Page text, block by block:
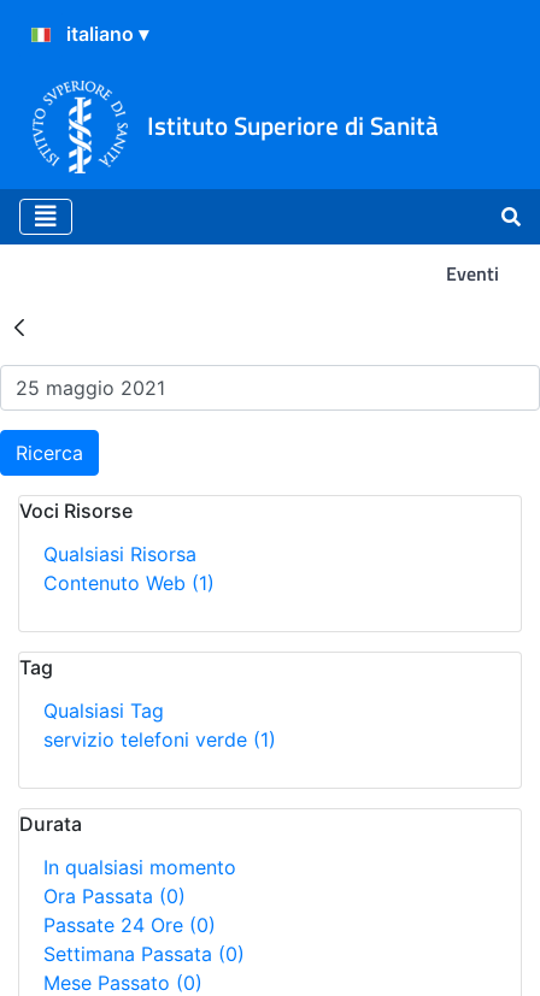
Istituto Superiore di Sanità
Eventi
Risultati della Ricerca -
Ricerca
Voci Risorse
Qualsiasi Risorsa
Contenuto Web (1)
Tag
Qualsiasi Tag
servizio telefoni verde (1)
Durata
In qualsiasi momento
Ora Passata (0)
Passate 24 Ore (0)
Settimana Passata (0)
Mese Passato (0)